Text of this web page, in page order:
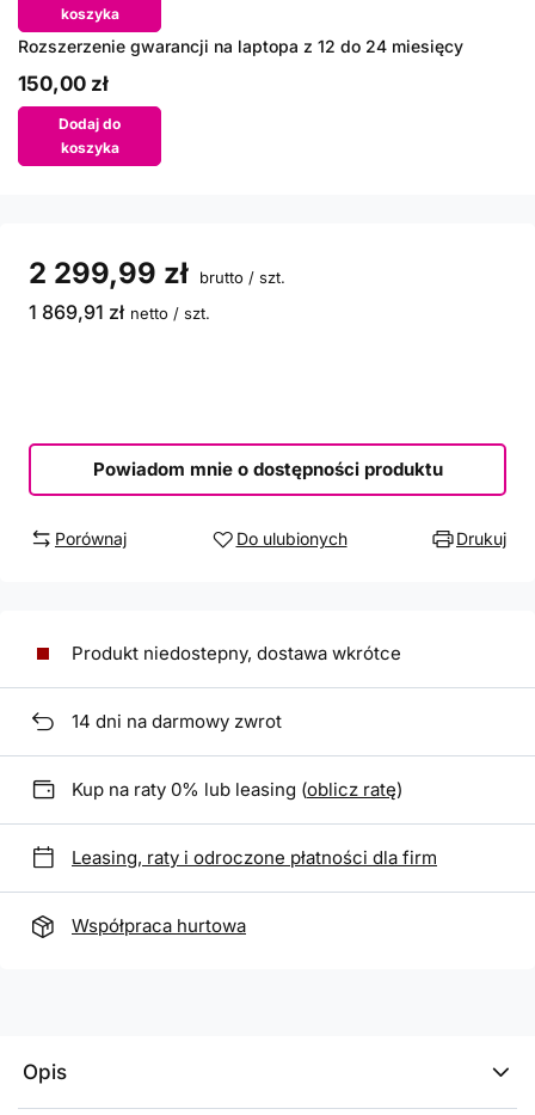
koszyka
Rozszerzenie gwarancji na laptopa z 12 do 24 miesięcy
150,00 zł
Dodaj do
koszyka
2 299,99 zł brutto / szt.
1 869,91 zł netto / szt.
Powiadom mnie o dostępności produktu
Porównaj Do ulubionych Drukuj
Produkt niedostepny, dostawa wkrótce
14 dni na darmowy zwrot
Kup na raty 0% lub leasing (oblicz ratę)
Leasing, raty i odroczone płatności dla firm
Współpraca hurtowa
Opis